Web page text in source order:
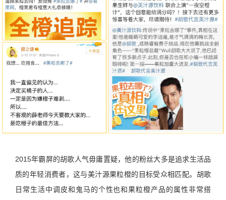
2015年霸屏的胡歌人气毋庸置疑，他的粉丝大多是追求生活品
质的年轻消费者，这与美汁源果粒橙的目标受众相匹配。胡歌
日常生活中调皮和鬼马的个性也和果粒橙产品的属性非常搭